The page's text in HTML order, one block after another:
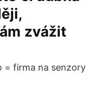
zvážit
= firma na senzory